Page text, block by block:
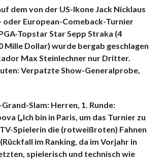
dem von der US-Ikone Jack Nicklaus
European-Comeback-Turnier
Topstar Star Sepp Straka (4
Dollar) wurde bergab geschlagen
Max Steinlechner nur Dritter.
Verpatzte Show-Generalprobe,
Slam: Herren, 1. Runde:
(„Ich bin in Paris, um das Turnier zu
Spielerin die (rotweißroten) Fahnen
im Ranking, da im Vorjahr in
spielerisch und technisch wie